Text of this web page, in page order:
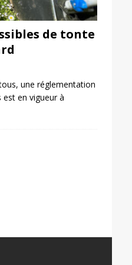
de tonte
une réglementation
en vigueur à